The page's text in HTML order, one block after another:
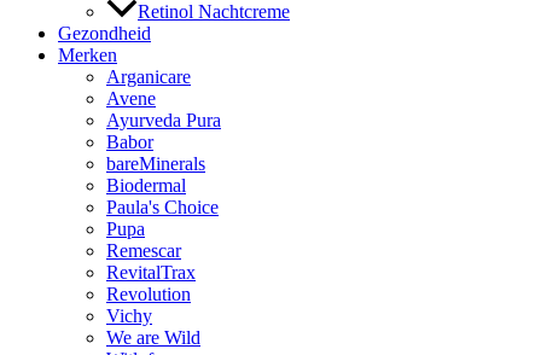
Retinol Nachtcreme
Gezondheid
Merken
Arganicare
Avene
Ayurveda Pura
Babor
bareMinerals
Biodermal
Paula's Choice
Pupa
Remescar
RevitalTrax
Revolution
Vichy
We are Wild